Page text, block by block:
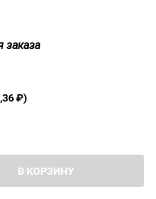
заказа
₽)
В КОРЗИНУ